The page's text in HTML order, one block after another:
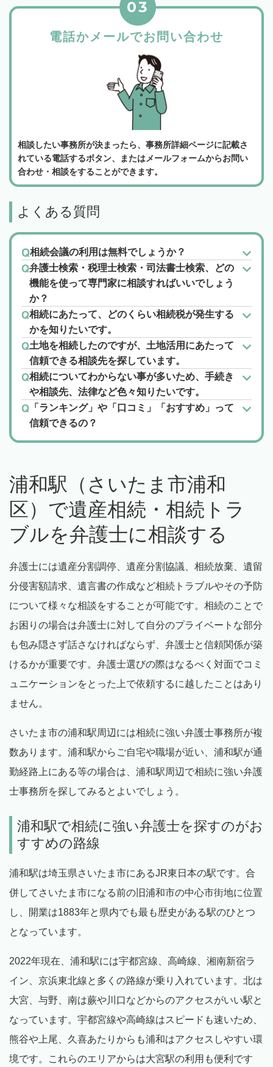
電話かメールでお問い合わせ
03
相談したい事務所が決まったら、事務所詳細ページに記載さ
れている電話するボタン、またはメールフォームからお問い
合わせ・相談をすることができます。
よくある質問
相続会議の利用は無料でしょうか？
弁護士検索・税理士検索・司法書士検索、どの
機能を使って専門家に相談すればいいでしょう
か？
相続にあたって、どのくらい相続税が発生する
かを知りたいです。
土地を相続したのですが、土地活用にあたって
信頼できる相談先を探しています。
相続についてわからない事が多いため、手続き
や相談先、法律など色々知りたいです。
「ランキング」や「口コミ」「おすすめ」って
信頼できるの？
浦和駅（さいたま市浦和
区）で遺産相続・相続トラ
ブルを弁護士に相談する
弁護士には遺産分割調停、遺産分割協議、相続放棄、遺留
分侵害額請求、遺言書の作成など相続トラブルやその予防
について様々な相談をすることが可能です。相続のことで
お困りの場合は弁護士に対して自分のプライベートな部分
も包み隠さず話さなければならず、弁護士と信頼関係が築
けるかが重要です。弁護士選びの際はなるべく対面でコミ
ュニケーションをとった上で依頼するに越したことはあり
ません。
さいたま市の浦和駅周辺には相続に強い弁護士事務所が複
数あります。浦和駅からご自宅や職場が近い、浦和駅が通
勤経路上にある等の場合は、浦和駅周辺で相続に強い弁護
士事務所を探してみるとよいでしょう。
浦和駅で相続に強い弁護士を探すのがお
すすめの路線
浦和駅は埼玉県さいたま市にあるJR東日本の駅です。合
併してさいたま市になる前の旧浦和市の中心市街地に位置
し、開業は1883年と県内でも最も歴史がある駅のひとつ
となっています。
2022年現在、浦和駅には宇都宮線、高崎線、湘南新宿ラ
イン、京浜東北線と多くの路線が乗り入れています。北は
大宮、与野、南は蕨や川口などからのアクセスがいい駅と
なっています。宇都宮線や高崎線はスピードも速いため、
熊谷や上尾、久喜あたりからも浦和はアクセスしやすい環
境です。これらのエリアからは大宮駅の利用も便利です